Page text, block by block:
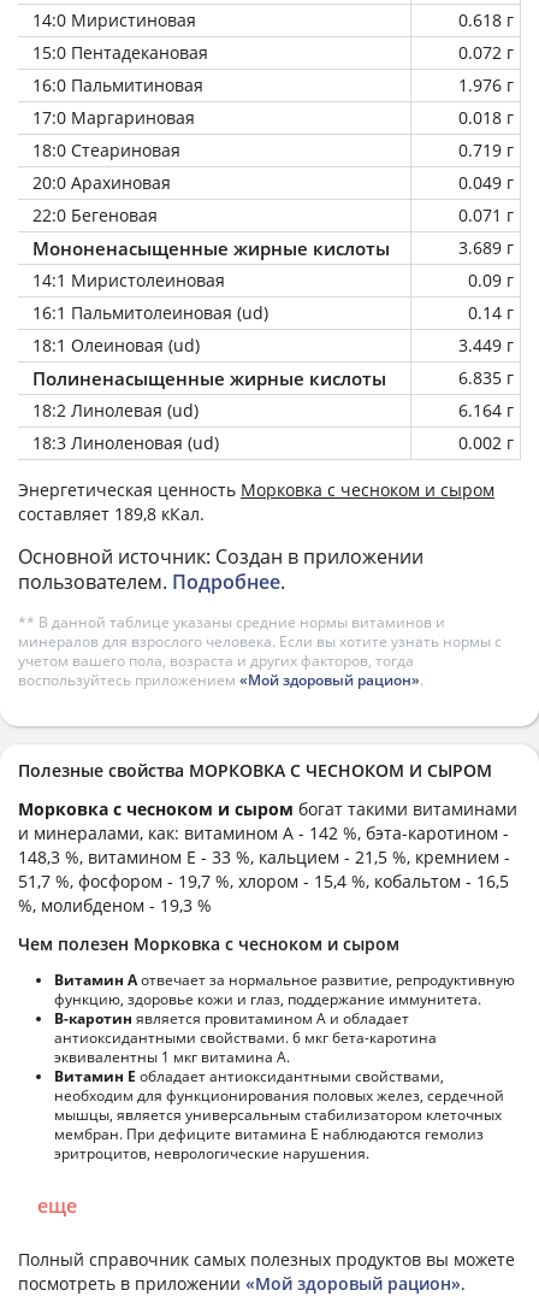
14:0 Миристиновая
0.618 г
15:0 Пентадекановая
0.072 г
16:0 Пальмитиновая
1.976 г
17:0 Маргариновая
0.018 г
18:0 Стеариновая
0.719 г
20:0 Арахиновая
0.049 г
22:0 Бегеновая
0.071 г
Мононенасыщенные жирные кислоты
3.689 г
14:1 Миристолеиновая
0.09 г
16:1 Пальмитолеиновая (ud)
0.14 г
18:1 Олеиновая (ud)
3.449 г
Полиненасыщенные жирные кислоты
6.835 г
18:2 Линолевая (ud)
6.164 г
18:3 Линоленовая (ud)
0.002 г
Энергетическая ценность Морковка с чесноком и сыром
составляет 189,8 кКал.
Основной источник: Создан в приложении
пользователем. Подробнее.
** В данной таблице указаны средние нормы витаминов и
минералов для взрослого человека. Если вы хотите узнать нормы с
учетом вашего пола, возраста и других факторов, тогда
воспользуйтесь приложением «Мой здоровый рацион».
Полезные свойства МОРКОВКА С ЧЕСНОКОМ И СЫРОМ
Морковка с чесноком и сыром богат такими витаминами
и минералами, как: витамином А - 142 %, бэта-каротином -
148,3 %, витамином E - 33 %, кальцием - 21,5 %, кремнием -
51,7 %, фосфором - 19,7 %, хлором - 15,4 %, кобальтом - 16,5
%, молибденом - 19,3 %
Чем полезен Морковка с чесноком и сыром
Витамин Аотвечает за нормальное развитие, репродуктивную
функцию, здоровье кожи и глаз, поддержание иммунитета.
В-каротин является провитамином А и обладает
антиоксидантными свойствами. 6 мкг бета-каротина
эквивалентны 1 мкг витамина А.
Витамин Е обладает антиоксидантными свойствами,
необходим для функционирования половых желез, сердечной
мышцы, является универсальным стабилизатором клеточных
мембран. При дефиците витамина Е наблюдаются гемолиз
эритроцитов, неврологические нарушения.
еще
Полный справочник самых полезных продуктов вы можете
посмотреть в приложении «Мой здоровый рацион».